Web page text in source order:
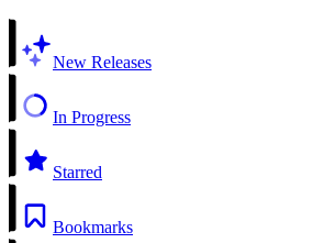
New Releases
In Progress
Starred
Bookmarks